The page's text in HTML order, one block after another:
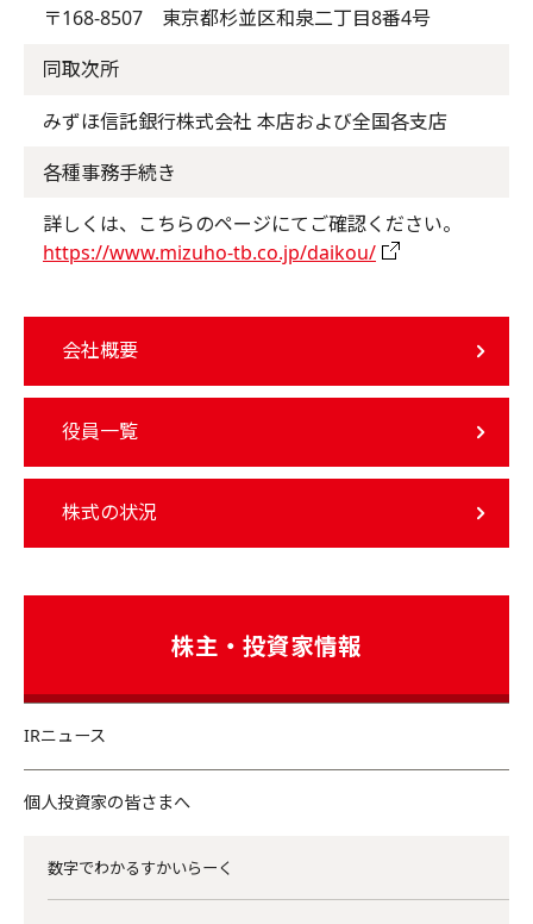
〒168-8507 東京都杉並区和泉二丁目8番4号
同取次所
みずほ信託銀行株式会社 本店および全国各支店
各種事務手続き
詳しくは、こちらのページにてご確認ください。
https://www.mizuho-tb.co.jp/daikou/
会社概要
役員一覧
株式の状況
株主・投資家情報
IRニュース
個人投資家の皆さまへ
数字でわかるすかいらーく